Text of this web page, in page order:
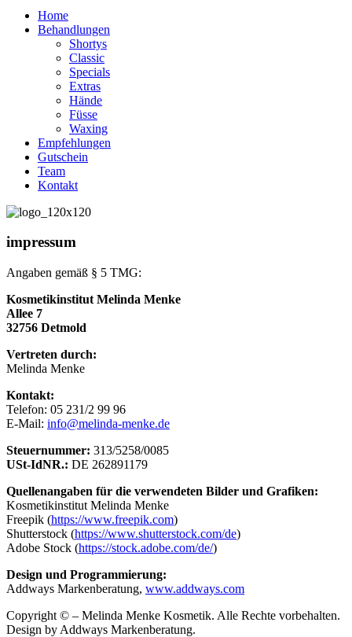
Home
Behandlungen
Shortys
Classic
Specials
Extras
Hände
Füsse
Waxing
Empfehlungen
Gutschein
Team
Kontakt
impressum
Angaben gemäß § 5 TMG:
Kosmetikinstitut Melinda Menke
Allee 7
32756 Detmold
Vertreten durch:
Melinda Menke
Kontakt:
Telefon: 05 231/2 99 96
E-Mail: info@melinda-menke.de
Steuernummer: 313/5258/0085
USt-IdNR.: DE 262891179
Quellenangaben für die verwendeten Bilder und Grafiken:
Kosmetikinstitut Melinda Menke
Freepik (https://www.freepik.com)
Shutterstock (https://www.shutterstock.com/de)
Adobe Stock (https://stock.adobe.com/de/)
Design und Programmierung:
Addways Markenberatung, www.addways.com
Copyright © – Melinda Menke Kosmetik. Alle Rechte vorbehalten.
Design by Addways Markenberatung.